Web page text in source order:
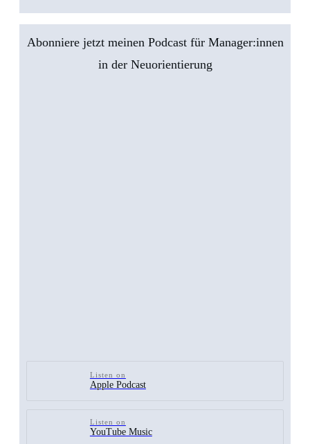
Abonniere jetzt meinen Podcast für Manager:innen
in der Neuorientierung
Listen on
Apple Podcast
Listen on
YouTube Music